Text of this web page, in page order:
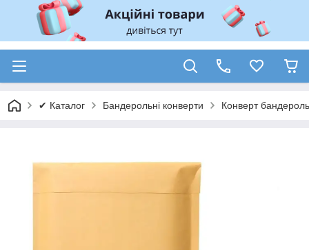
✔ Каталог Бандерольні конверти Конверт